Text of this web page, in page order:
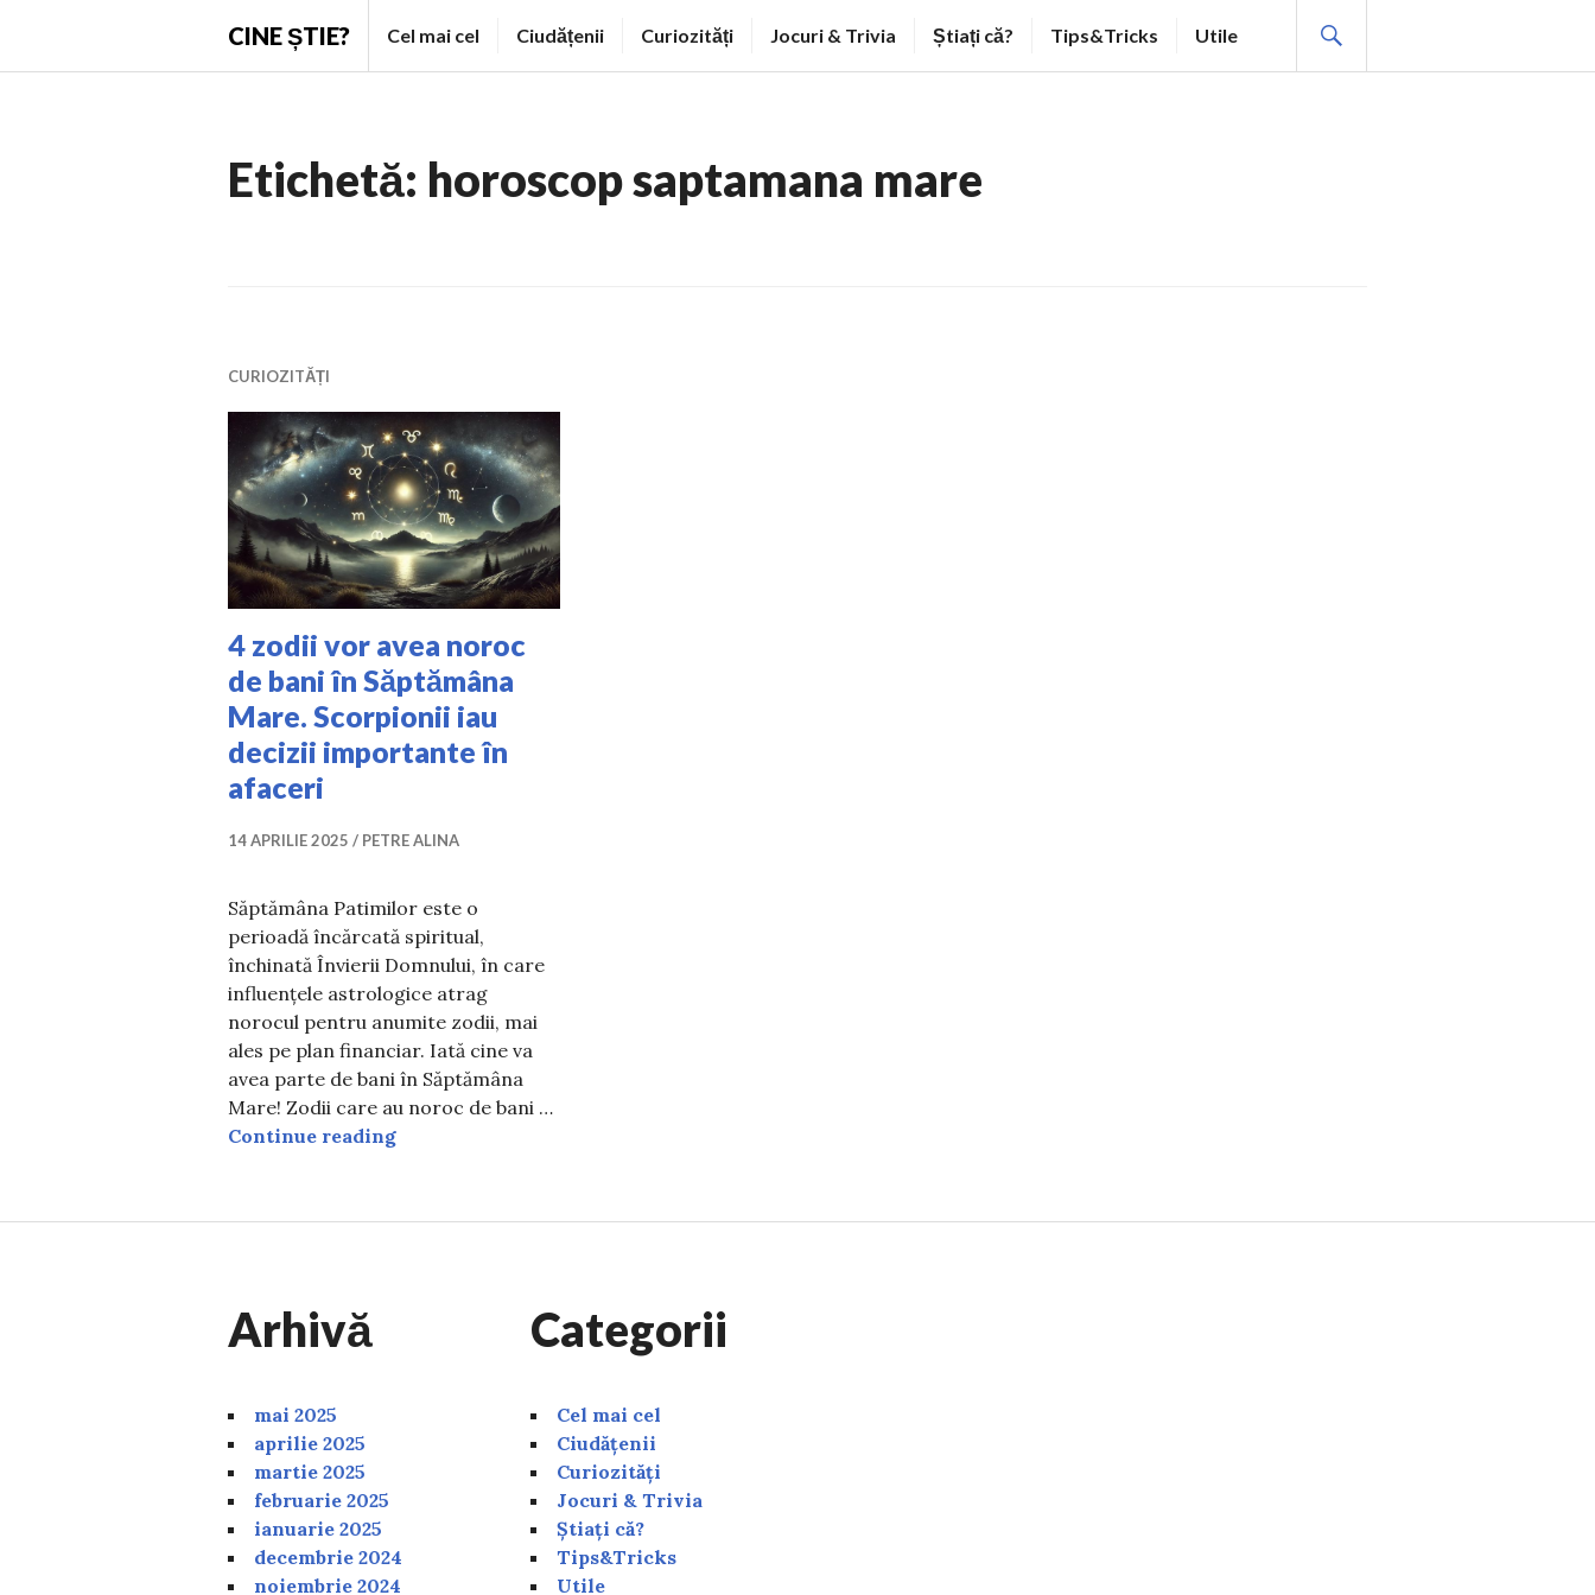
CINE ȘTIE? Cel mai cel Ciudățenii Curiozități Jocuri & Trivia Știați că? Tips&Tricks Utile
Etichetă: horoscop saptamana mare
CURIOZITĂȚI
4 zodii vor avea noroc
de bani în Săptămâna
Mare. Scorpionii iau
decizii importante în
afaceri
14 APRILIE 2025 PETRE ALINA
Săptămâna Patimilor este o
perioadă încărcată spiritual,
închinată Învierii Domnului, în care
influențele astrologice atrag
norocul pentru anumite zodii, mai
ales pe plan financiar. Iată cine va
avea parte de bani în Săptămâna
Mare! Zodii care au noroc de bani …
Continue reading4 zodii vor avea noroc de bani în Săptămâna Mare. Scorpionii iau decizii importante în afaceri
Arhivă
mai 2025
aprilie 2025
martie 2025
februarie 2025
ianuarie 2025
decembrie 2024
noiembrie 2024
Categorii
Cel mai cel
Ciudățenii
Curiozități
Jocuri & Trivia
Știați că?
Tips&Tricks
Utile